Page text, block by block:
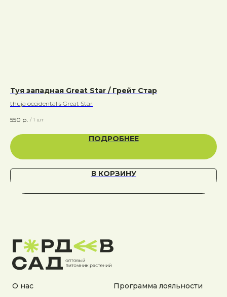
Туя западная Great Star / Грейт Стар
thuja occidentalis Great Star
550 р. / 1 шт
ПОДРОБНЕЕ
В КОРЗИНУ
О нас
Программа лояльности
Не является публичной офертой. Информация
Адрес:
Политика конфиденциальности
Согласие на обработку персональных данных
Согласие на получение рекламной информации